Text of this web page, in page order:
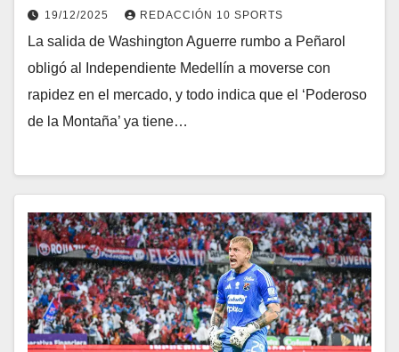
19/12/2025 REDACCIÓN 10 SPORTS
La salida de Washington Aguerre rumbo a Peñarol
obligó al Independiente Medellín a moverse con
rapidez en el mercado, y todo indica que el ‘Poderoso
de la Montaña’ ya tiene…